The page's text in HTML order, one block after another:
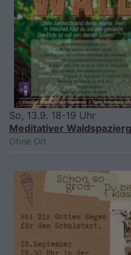
So, 13.9. 18-19 Uhr
Meditativer
Ohne Ort